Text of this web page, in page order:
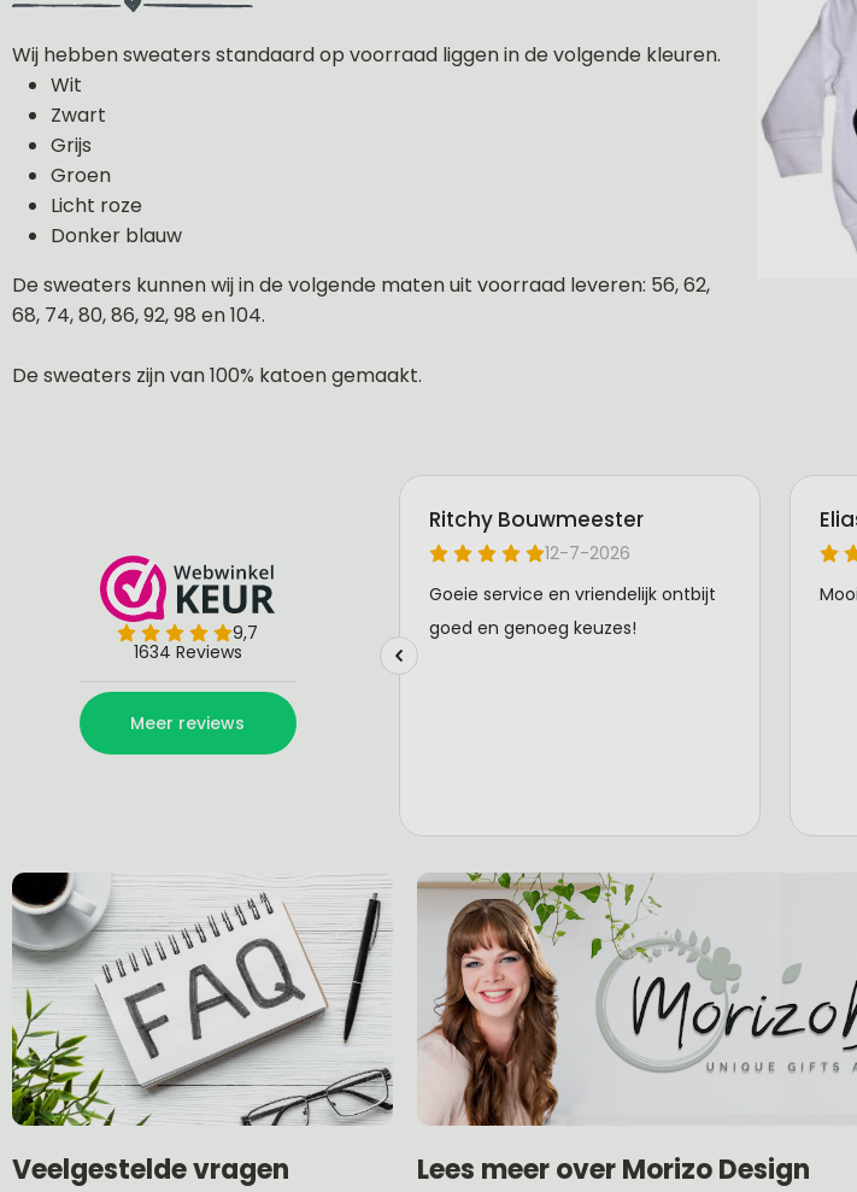
Wij hebben sweaters standaard op voorraad liggen in de volgende kleuren.
Wit
Zwart
Grijs
Groen
Licht roze
Donker blauw
De sweaters kunnen wij in de volgende maten uit voorraad leveren: 56, 62,
68, 74, 80, 86, 92, 98 en 104.
De sweaters zijn van 100% katoen gemaakt.
Veelgestelde vragen Lees meer over Morizo Design